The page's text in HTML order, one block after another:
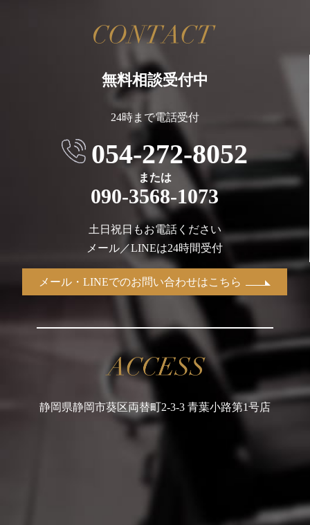
無料相談受付中
24時まで電話受付
054-272-8052
または
090-3568-1073
土日祝日もお電話ください
メール／LINEは24時間受付
メール・LINEでのお問い合わせはこちら
静岡県静岡市葵区両替町2-3-3 青葉小路第1号店